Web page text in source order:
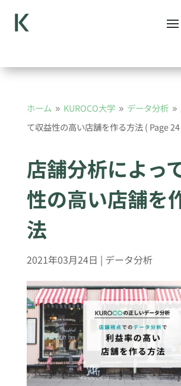
ホーム 9 KUROCO大学 9 データ分析 9
て収益性の高い店舗を作る方法( Page 24
店舗分析によっ
性の高い店舗を
法
2021年03月24日 | データ分析